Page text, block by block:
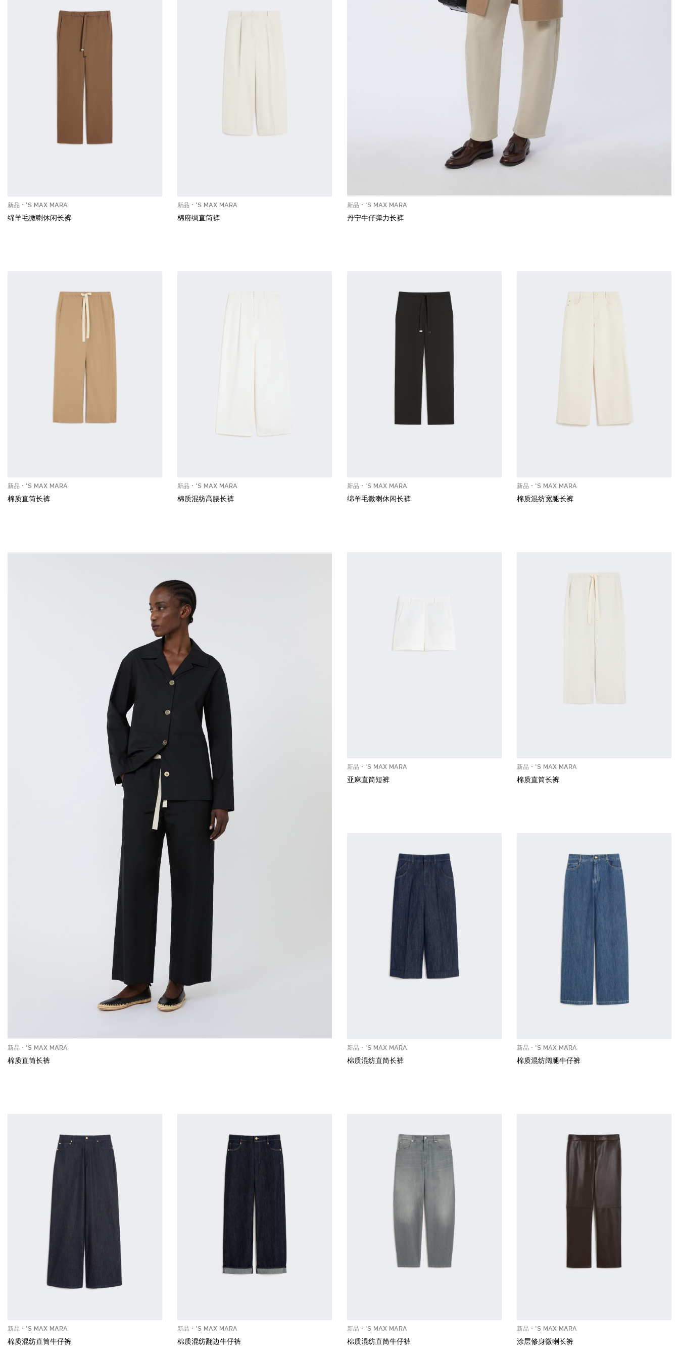
新品 'S MAX MARA
绵羊毛微喇休闲长裤
新品 'S MAX MARA
棉府绸直筒裤
新品 'S MAX MARA
丹宁牛仔弹力长裤
新品 'S MAX MARA
棉质直筒长裤
新品 'S MAX MARA
棉质混纺高腰长裤
新品 'S MAX MARA
绵羊毛微喇休闲长裤
新品 'S MAX MARA
棉质混纺宽腿长裤
新品 'S MAX MARA
棉质直筒长裤
新品 'S MAX MARA
亚麻直筒短裤
新品 'S MAX MARA
棉质直筒长裤
新品 'S MAX MARA
棉质混纺直筒长裤
新品 'S MAX MARA
棉质混纺阔腿牛仔裤
新品 'S MAX MARA
棉质混纺直筒牛仔裤
新品 'S MAX MARA
棉质混纺翻边牛仔裤
新品 'S MAX MARA
棉质混纺直筒牛仔裤
新品 'S MAX MARA
涂层修身微喇长裤